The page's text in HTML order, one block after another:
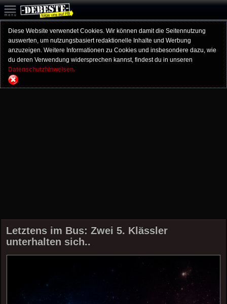
Diese Website verwendet Cookies. Wir können damit die Seitennutzung
auswerten, um nutzungsbasiert redaktionelle Inhalte und Werbung
anzuzeigen. Weitere Informationen zu Cookies und insbesondere dazu, wie
du deren Verwendung widersprechen kannst, findest du in unseren
Datenschutzhinweisen.
Letztens im Bus: Zwei 5. Klässler
unterhalten sich..